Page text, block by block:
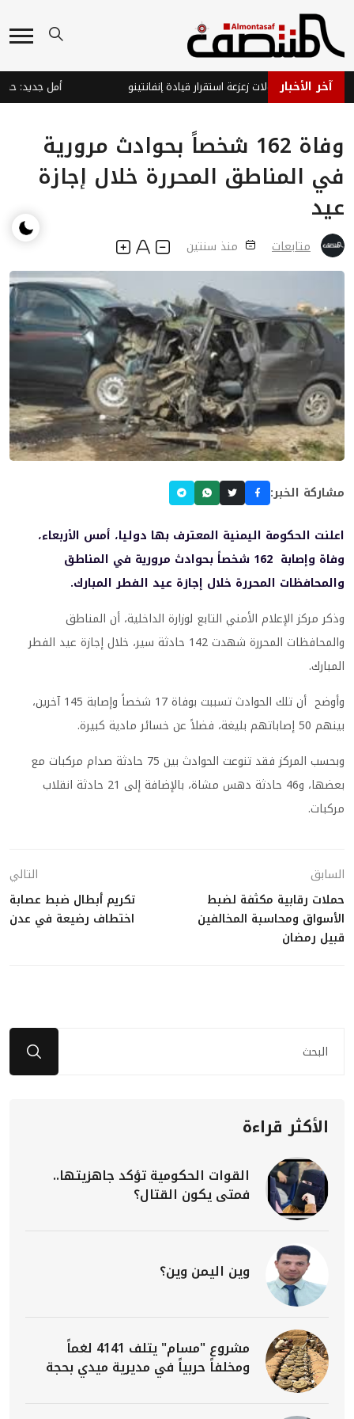
آخر الأخبار
يتصدى لمحاولات زعزعة استقرار قيادة إنفانتينو
وفاة 162 شخصاً بحوادث مرورية
في المناطق المحررة خلال إجازة
عيد
متابعات منذ سنتين
مشاركة الخبر:
اعلنت الحكومة اليمنية المعترف بها دوليا، أمس الأربعاء،
وفاة وإصابة 162 شخصاً بحوادث مرورية في المناطق
والمحافظات المحررة خلال إجازة عيد الفطر المبارك.
وذكر مركز الإعلام الأمني التابع لوزارة الداخلية، أن المناطق
والمحافظات المحررة شهدت 142 حادثة سير، خلال إجازة عيد الفطر
المبارك.
وأوضح أن تلك الحوادث تسببت بوفاة 17 شخصاً وإصابة 145 آخرين،
بينهم 50 إصاباتهم بليغة، فضلاً عن خسائر مادية كبيرة.
وبحسب المركز فقد تنوعت الحوادث بين 75 حادثة صدام مركبات مع
بعضها، و46 حادثة دهس مشاة، بالإضافة إلى 21 حادثة انقلاب
مركبات.
السابق
حملات رقابية مكثفة لضبط
الأسواق ومحاسبة المخالفين
قبيل رمضان
التالي
تكريم أبطال ضبط عصابة
اختطاف رضيعة في عدن
الأكثر قراءة
القوات الحكومية تؤكد جاهزيتها..
فمتى يكون القتال؟
وين اليمن وين؟
مشروع "مسام" يتلف 4141 لغماً
ومخلفاً حربياً في مديرية ميدي بحجة